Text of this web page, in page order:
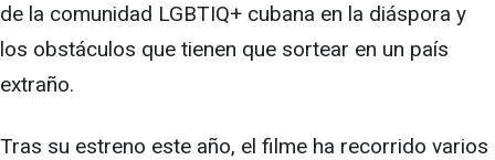
de la comunidad LGBTIQ+ cubana en la diáspora y
los obstáculos que tienen que sortear en un país
extraño.
Tras su estreno este año, el filme ha recorrido varios